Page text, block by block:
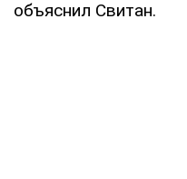
объяснил Свитан.